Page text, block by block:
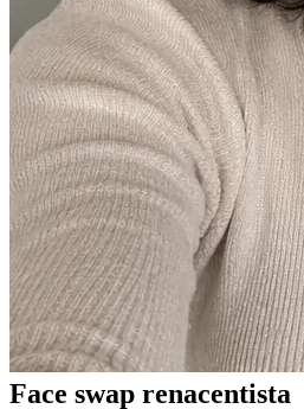
Face swap renacentista